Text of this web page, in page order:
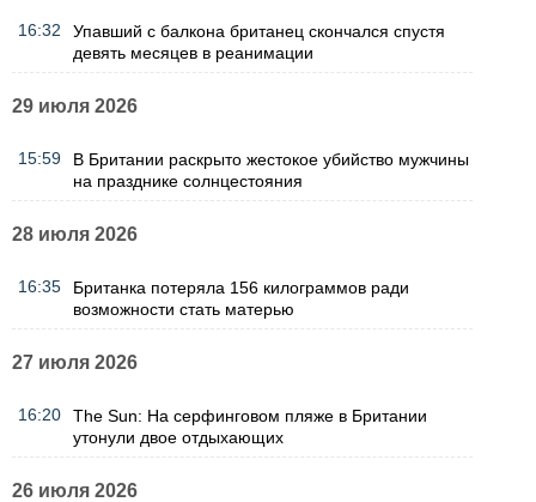
16:32
Упавший с балкона британец скончался спустя
девять месяцев в реанимации
29 июля 2026
15:59
В Британии раскрыто жестокое убийство мужчины
на празднике солнцестояния
28 июля 2026
16:35
Британка потеряла 156 килограммов ради
возможности стать матерью
27 июля 2026
16:20
The Sun: На серфинговом пляже в Британии
утонули двое отдыхающих
26 июля 2026